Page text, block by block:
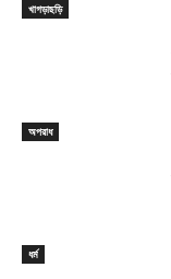
খাগড়াছড়ি
অপরাধ
ধর্ম